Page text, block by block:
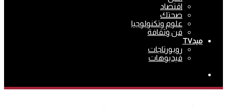
اقتصاد
صحتك
علوم وتكنولوجيا
فن وثقافة
ميدTV
روبورتاجات
فيديوهات